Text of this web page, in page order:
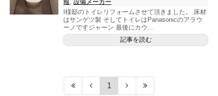
報, 設備メーカー
I様邸のトイレリフォームさせて頂きました。 床材
はサンゲツ製 そしてトイレはPanasonicのアラウ
ーノですジャーン 最後にカウ...
記事を読む
1